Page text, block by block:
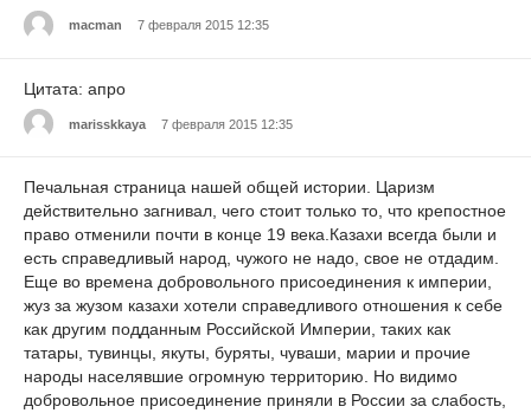
macman 7 февраля 2015 12:35
Цитата: апро
marisskkaya 7 февраля 2015 12:35
Печальная страница нашей общей истории. Царизм
действительно загнивал, чего стоит только то, что крепостное
право отменили почти в конце 19 века.Казахи всегда были и
есть справедливый народ, чужого не надо, свое не отдадим.
Еще во времена добровольного присоединения к империи,
жуз за жузом казахи хотели справедливого отношения к себе
как другим подданным Российской Империи, таких как
татары, тувинцы, якуты, буряты, чуваши, марии и прочие
народы населявшие огромную территорию. Но видимо
добровольное присоединение приняли в России за слабость,